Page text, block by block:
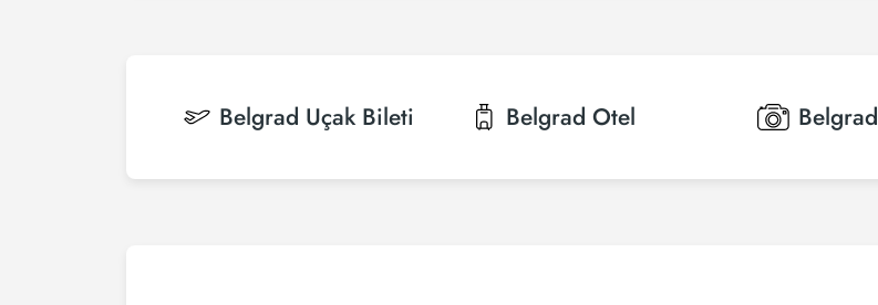
Belgrad Uçak Bileti Belgrad Otel Belgrad